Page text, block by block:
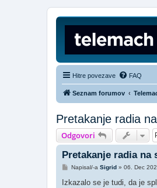
Hitre povezave FAQ
Seznam forumov
Pretakanje radia
Odgovori
Pretakanje radia na
O
g
Napisal/-a Sigrid» 06. Dec
Izkazalo se je tudi, da je